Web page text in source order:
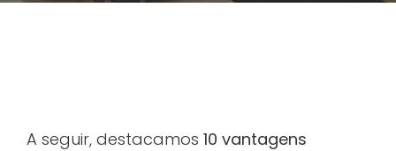
A seguir, destacamos 10 vantagens